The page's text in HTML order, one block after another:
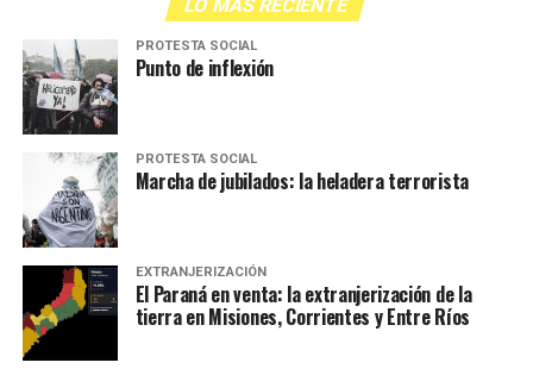
LO MÁS RECIENTE
PROTESTA SOCIAL
Punto de inflexión
PROTESTA SOCIAL
Marcha de jubilados: la heladera terrorista
EXTRANJERIZACIÓN
El Paraná en venta: la extranjerización de la
tierra en Misiones, Corrientes y Entre Ríos